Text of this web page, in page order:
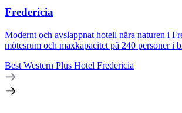
Fredericia
Modernt och avslappnat hotell nära naturen i
mötesrum och maxkapacitet på 240 personer i
Best Western Plus Hotel Fredericia